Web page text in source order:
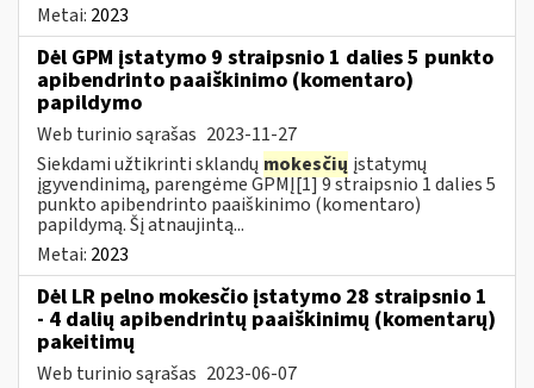
Metai: 2023
Dėl GPM įstatymo 9 straipsnio 1 dalies 5 punkto
apibendrinto paaiškinimo (komentaro)
papildymo
Web turinio sąrašas 2023-11-27
Siekdami užtikrinti sklandų mokesčių įstatymų
įgyvendinimą, parengėme GPMĮ[1] 9 straipsnio 1 dalies 5
punkto apibendrinto paaiškinimo (komentaro)
papildymą. Šį atnaujintą...
Metai: 2023
Dėl LR pelno mokesčio įstatymo 28 straipsnio 1
- 4 dalių apibendrintų paaiškinimų (komentarų)
pakeitimų
Web turinio sąrašas 2023-06-07